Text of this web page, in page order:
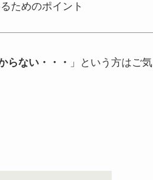
ためのポイント
らない・・・
」という方はご気